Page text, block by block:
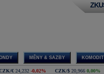
MĚNY & SAZBY
€ 24,232 -0,02% CZK/$ 20,966 0,00%